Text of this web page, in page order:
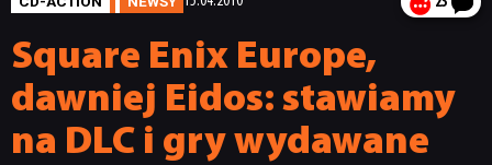
Square Enix Europe,
dawniej Eidos: stawiamy
na DLC i gry wydawane